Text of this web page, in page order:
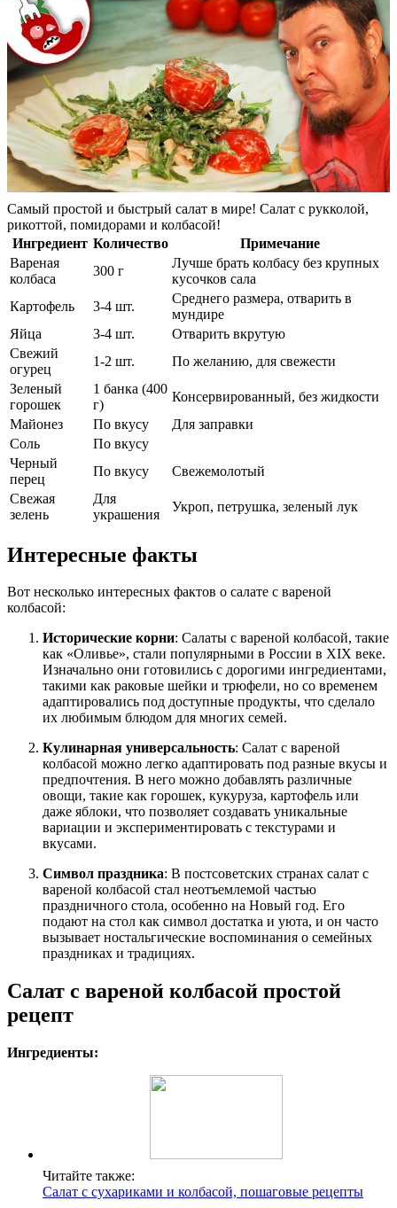
Самый простой и быстрый салат в мире! Салат с рукколой,
рикоттой, помидорами и колбасой!
Ингредиент Количество
Примечание
Вареная
колбаса
300 г
Лучше брать колбасу без крупных
кусочков сала
Картофель
3-4 шт.
Среднего размера, отварить в
мундире
Яйца
3-4 шт.
Отварить вкрутую
Свежий
огурец
1-2 шт.
По желанию, для свежести
Зеленый
горошек
1 банка (400
г)
Консервированный, без жидкости
Майонез
По вкусу
Для заправки
Соль
По вкусу
Черный
перец
По вкусу
Свежемолотый
Свежая
зелень
Для
украшения
Укроп, петрушка, зеленый лук
Интересные факты
Вот несколько интересных фактов о салате с вареной
колбасой:
Исторические корни: Салаты с вареной колбасой, такие
как «Оливье», стали популярными в России в XIX веке.
Изначально они готовились с дорогими ингредиентами,
такими как раковые шейки и трюфели, но со временем
адаптировались под доступные продукты, что сделало
их любимым блюдом для многих семей.
Кулинарная универсальность: Салат с вареной
колбасой можно легко адаптировать под разные вкусы и
предпочтения. В него можно добавлять различные
овощи, такие как горошек, кукуруза, картофель или
даже яблоки, что позволяет создавать уникальные
вариации и экспериментировать с текстурами и
вкусами.
Символ праздника: В постсоветских странах салат с
вареной колбасой стал неотъемлемой частью
праздничного стола, особенно на Новый год. Его
подают на стол как символ достатка и уюта, и он часто
вызывает ностальгические воспоминания о семейных
праздниках и традициях.
Салат с вареной колбасой простой
рецепт
Ингредиенты:
Читайте также:
Салат с сухариками и колбасой, пошаговые рецепты